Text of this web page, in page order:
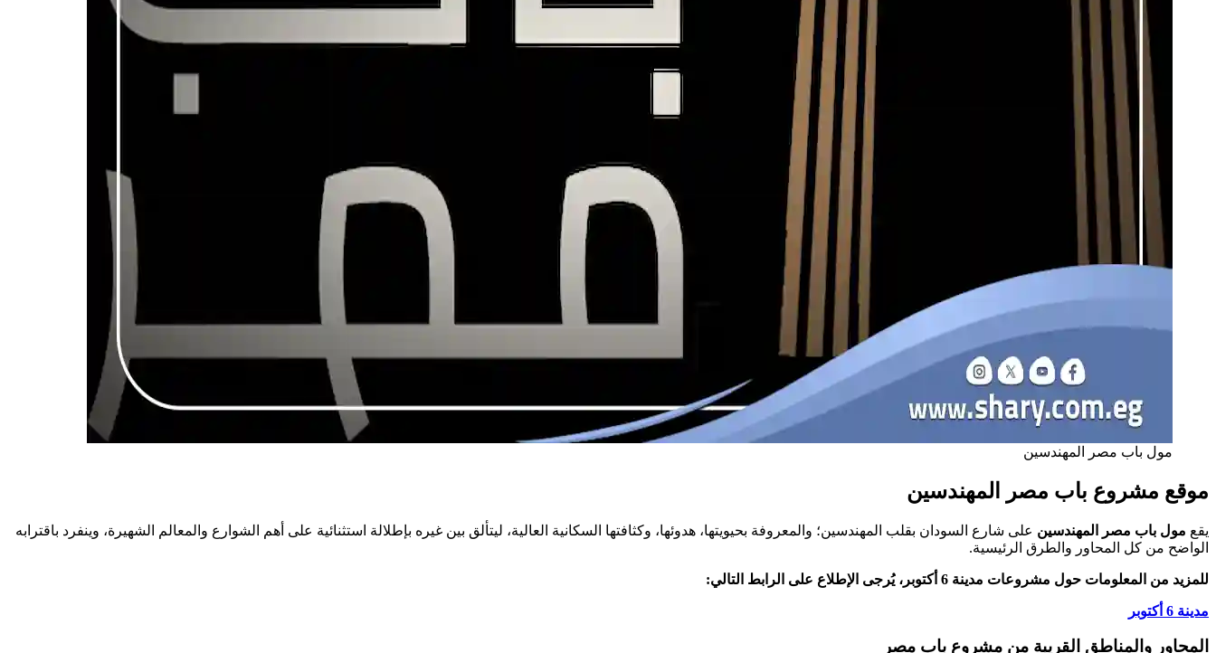
مول باب مصر المهندسين
موقع مشروع باب مصر المهندسين
يقع مول باب مصر المهندسين على شارع السودان بقلب المهندسين؛ والمعروفة بحيويتها، هدوئها، وكثافتها السكانية العالية، ليتألق بين غيره بإطلالة استثنائية على أهم الشوارع والمعالم الشهيرة، وينفرد باقترابه
الواضح من كل المحاور والطرق الرئيسية.
للمزيد من المعلومات حول مشروعات مدينة 6 أكتوبر، يُرجى الإطلاع على الرابط التالي:
مدينة 6 أكتوبر
المحاور والمناطق القريبة من مشروع باب مصر